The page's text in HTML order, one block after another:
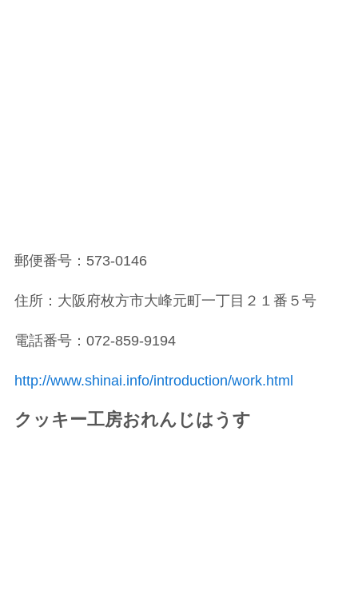
郵便番号：573-0146
住所：大阪府枚方市大峰元町一丁目２１番５号
電話番号：072-859-9194
http://www.shinai.info/introduction/work.html
クッキー工房おれんじはうす